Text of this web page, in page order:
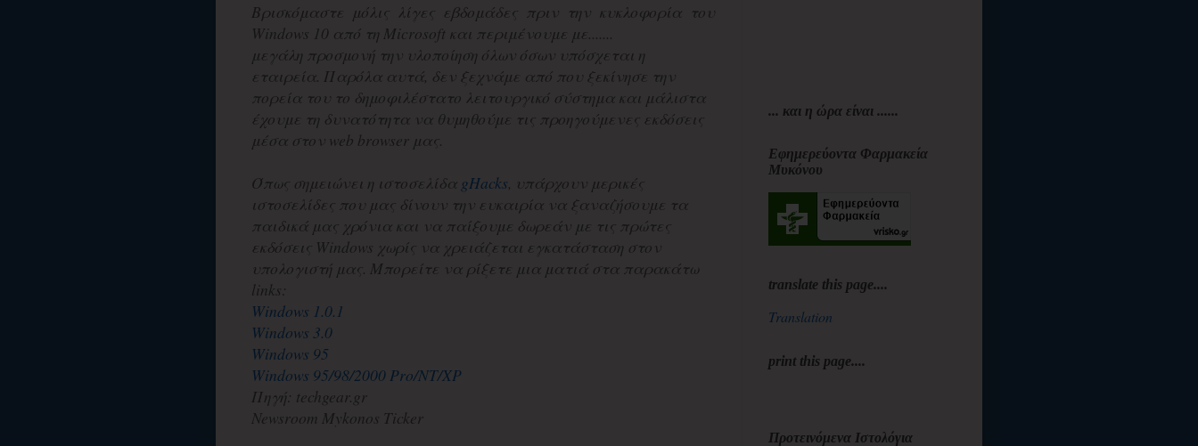
Βρισκόμαστε μόλις λίγες εβδομάδες πριν την κυκλοφορία του
Windows 10 από τη Microsoft και περιμένουμε με.......
μεγάλη προσμονή την υλοποίηση όλων όσων υπόσχεται η
εταιρεία. Παρόλα αυτά, δεν ξεχνάμε από που ξεκίνησε την
πορεία του το δημοφιλέστατο λειτουργικό σύστημα και μάλιστα
έχουμε τη δυνατότητα να θυμηθούμε τις προηγούμενες εκδόσεις
μέσα στον web browser μας.
Όπως σημειώνει η ιστοσελίδα gHacks, υπάρχουν μερικές
ιστοσελίδες που μας δίνουν την ευκαιρία να ξαναζήσουμε τα
παιδικά μας χρόνια και να παίξουμε δωρεάν με τις πρώτες
εκδόσεις Windows χωρίς να χρειάζεται εγκατάσταση στον
υπολογιστή μας. Μπορείτε να ρίξετε μια ματιά στα παρακάτω
links:
Windows 1.0.1
Windows 3.0
Windows 95
Windows 95/98/2000 Pro/NT/XP
Πηγή: techgear.gr
Newsroom Mykonos Ticker
... και η ώρα είναι ......
Εφημερεύοντα Φαρμακεία
Μυκόνου
translate this page....
Translation
print this page....
Προτεινόμενα Ιστολόγια